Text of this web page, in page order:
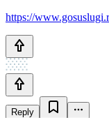
https://
Reply